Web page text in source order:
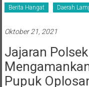
Berita Hangat Daerah
Oktober 21, 2021
Jajaran
Pupuk